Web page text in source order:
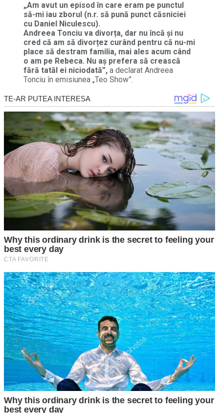
„Am avut un episod în care eram pe punctul
să-mi iau zborul (n.r. să pună punct căsniciei
cu Daniel Niculescu).
Andreea Tonciu va divorța, dar nu încă și nu
cred că am să divorțez curând pentru că nu-mi
place să destram familia, mai ales acum când
o am pe Rebeca. Nu aș prefera să crească
fără tatăl ei niciodată”, a declarat Andreea
Tonciu în emisiunea „Teo Show”.